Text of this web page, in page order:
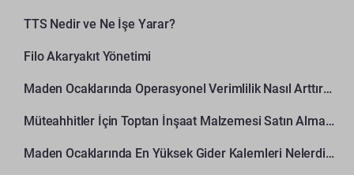
TTS Nedir ve Ne İşe Yarar?
Filo Akaryakıt Yönetimi
Maden Ocaklarında Operasyonel Verimlilik Nasıl Arttırılır?
Müteahhitler İçin Toptan İnşaat Malzemesi Satın Alma Rehberi
Maden Ocaklarında En Yüksek Gider Kalemleri Nelerdir?